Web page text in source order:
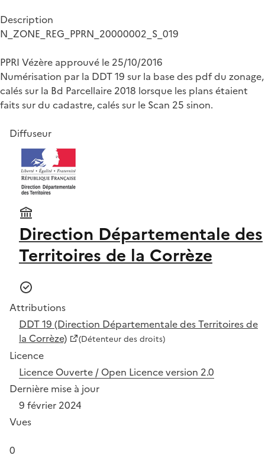
Description
N_ZONE_REG_PPRN_20000002_S_019
PPRI Vézère approuvé le 25/10/2016
Numérisation par la DDT 19 sur la base des pdf du zonage,
calés sur la Bd Parcellaire 2018 lorsque les plans étaient
faits sur du cadastre, calés sur le Scan 25 sinon.
Diffuseur
Direction Départementale des
Territoires de la Corrèze
Attributions
DDT 19 (Direction Départementale des Territoires de
la Corrèze)
(Détenteur des droits)
Licence
Licence Ouverte / Open Licence version 2.0
Dernière mise à jour
9 février 2024
Vues
0